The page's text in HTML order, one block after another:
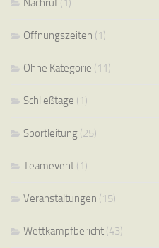
Nachruf (1)
Öffnungszeiten (1)
Ohne Kategorie (11)
Schließtage (1)
Sportleitung (25)
Teamevent (1)
Veranstaltungen (15)
Wettkampfbericht (43)